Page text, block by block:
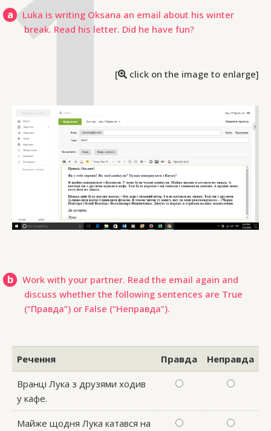
a Luka is writing Oksana an email about his winter
break. Read his letter. Did he have fun?
[ click on the image to enlarge]
b
Work with your partner. Read the email again and
discuss whether the following sentences are True
(“Правда”) or False (“Неправда”).
Речення Правда Неправда
Вранці Лука з друзями ходив
y кафе.
Майже щодня Лука катався на